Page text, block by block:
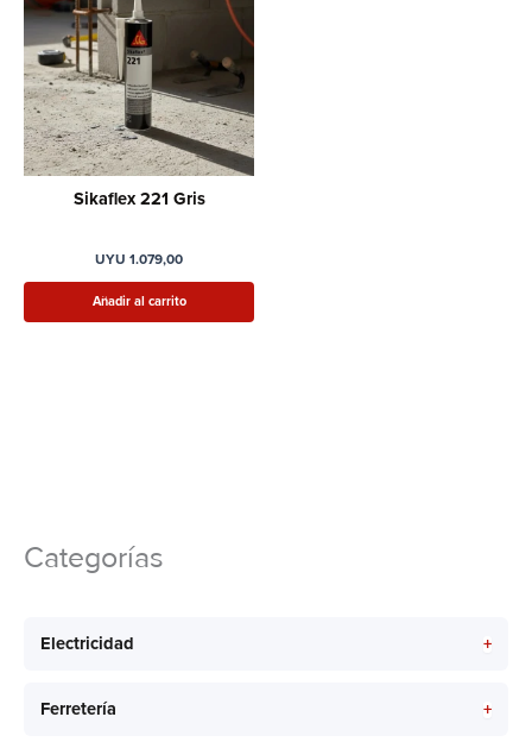
Categorías
Electricidad +
Ferretería +
Sikaflex 221 Gris
UYU 1.079,00
Añadir al carrito